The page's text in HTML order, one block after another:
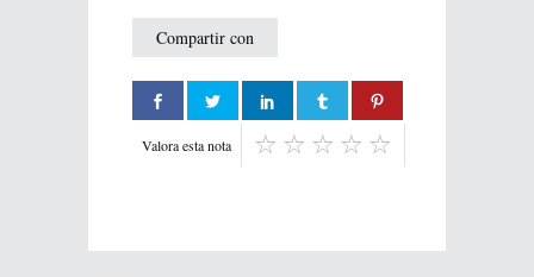
Compartir con
Valora esta nota